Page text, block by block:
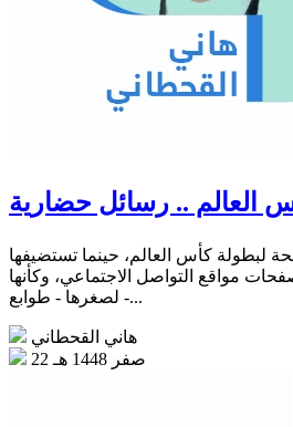
العالم .. رسائل حضارية
لبطولة كأس العالم، حينما تستضيفها
2034، على صفحات مواقع التواصل الاجتماعي، وكأنها
- لصغرها - طوابع...
هاني القحطاني
22 صفر 1448 هـ